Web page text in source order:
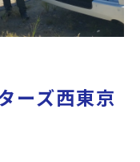
ーズ西東京